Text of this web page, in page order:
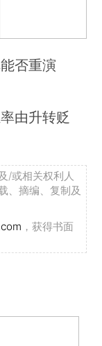
否重演
由升转贬
/或相关权利人
、摘编、复制及
，获得书面